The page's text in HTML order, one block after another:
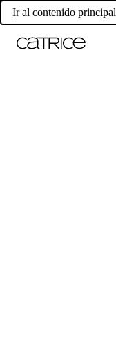
Ir al contenido principal